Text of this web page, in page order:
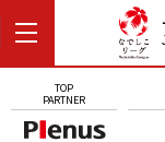
TOP
PARTNER